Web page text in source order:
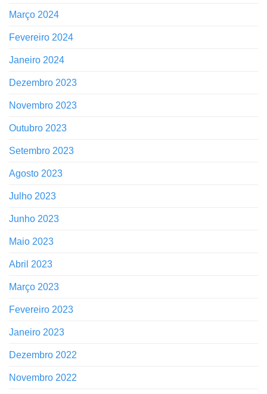
Março 2024
Fevereiro 2024
Janeiro 2024
Dezembro 2023
Novembro 2023
Outubro 2023
Setembro 2023
Agosto 2023
Julho 2023
Junho 2023
Maio 2023
Abril 2023
Março 2023
Fevereiro 2023
Janeiro 2023
Dezembro 2022
Novembro 2022